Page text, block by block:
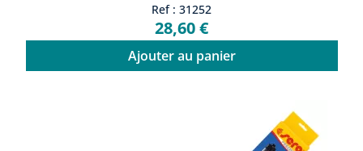
Ref : 31252
28,60 €
Ajouter au panier